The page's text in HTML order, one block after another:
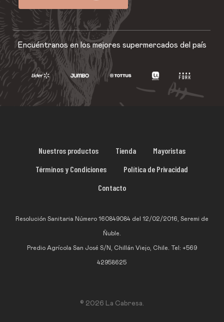
Encuéntranos en los mejores supermercados del país
Nuestros productos Tienda
Mayoristas
Términos y Condiciones
Política de Privacidad
Contacto
Resolución Sanitaria Número 160849084 del 12/02/2016, Seremi de
Ñuble.
Predio Agrícola San José S/N, Chillán Viejo, Chile. Tel: +569
42958625
© 2026 La Cabresa.